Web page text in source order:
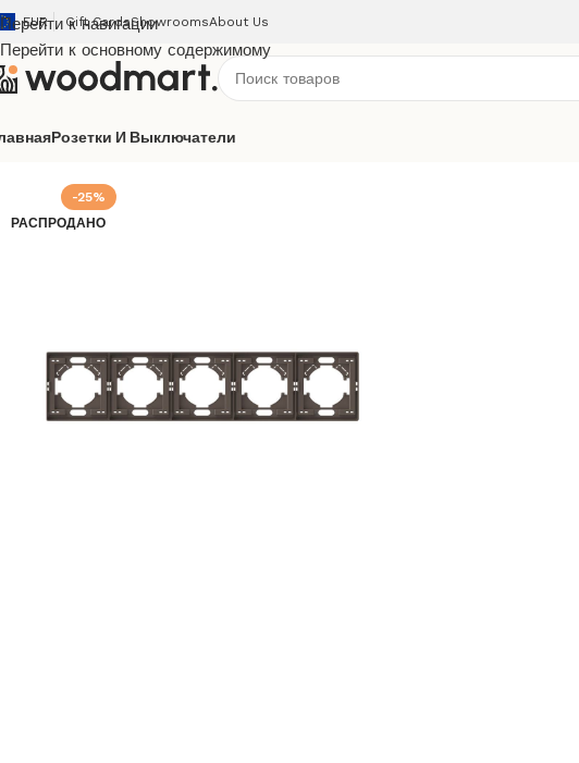
Перейти к навигации
Перейти к основному содержимому
EUR Gift CardsShowroomsAbout Us
Розетки И Выключатели
-25%
РАСПРОДАНО